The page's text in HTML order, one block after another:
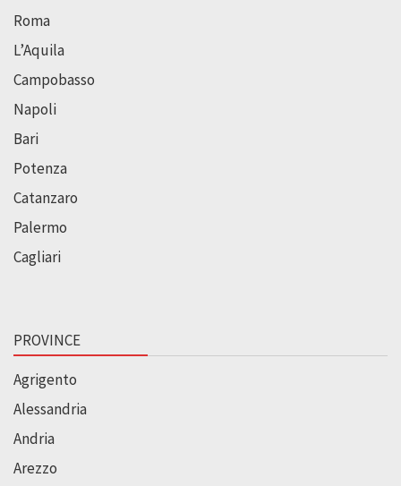
Roma
L’Aquila
Campobasso
Napoli
Bari
Potenza
Catanzaro
Palermo
Cagliari
PROVINCE
Agrigento
Alessandria
Andria
Arezzo